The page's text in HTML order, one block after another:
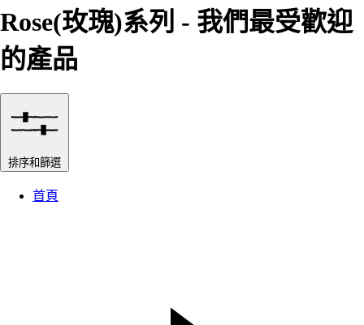
Rose(玫瑰)系列 - 我們最受歡迎
的產品
排序和篩選
首頁